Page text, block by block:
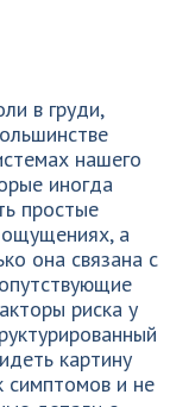
в груди,
нашего
иногда
простые
ощущениях, а
она связана с
риска у
картину
симптомов и не